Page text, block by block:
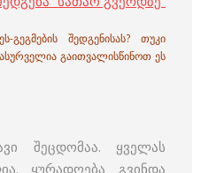
გეგმების შედგენისას? თუკი
გაითვალისწინოთ ეს
შეცდომაა. ყველას
ყურადღება გვინდა